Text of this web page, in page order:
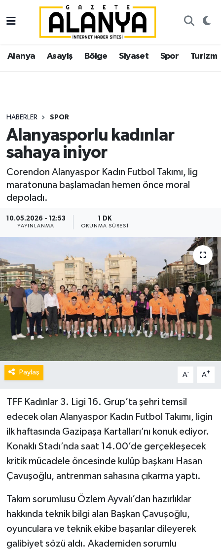
Alanya Asayiş Bölge Siyaset Spor Turizm
HABERLER SPOR
Alanyasporlu kadınlar
sahaya iniyor
Corendon Alanyaspor Kadın Futbol Takımı, lig
maratonuna başlamadan hemen önce moral
depoladı.
10.05.2026 - 12:53
YAYINLANMA
1 DK
OKUNMA SÜRESI
Paylaş A- A+
TFF Kadınlar 3. Ligi 16. Grup’ta şehri temsil
edecek olan Alanyaspor Kadın Futbol Takımı, ligin
ilk haftasında Gazipaşa Kartalları’nı konuk ediyor.
Konaklı Stadı’nda saat 14.00’de gerçekleşecek
kritik mücadele öncesinde kulüp başkanı Hasan
Çavuşoğlu, antrenman sahasına çıkarma yaptı.
Takım sorumlusu Özlem Ayvalı’dan hazırlıklar
hakkında teknik bilgi alan Başkan Çavuşoğlu,
oyunculara ve teknik ekibe başarılar dileyerek
galibiyet sözü aldı. Akademiden sorumlu
Alanya
Asayiş
Siyaset
Spor
Turizm
Ekonomi
İstanbul Nöbetçi Eczaneler
İstanbul Hava Durumu
Süper Lig Puan Durumu ve Fikstür
Tüm Manşetler
Son Dakika Haberleri
Haber Arşivi